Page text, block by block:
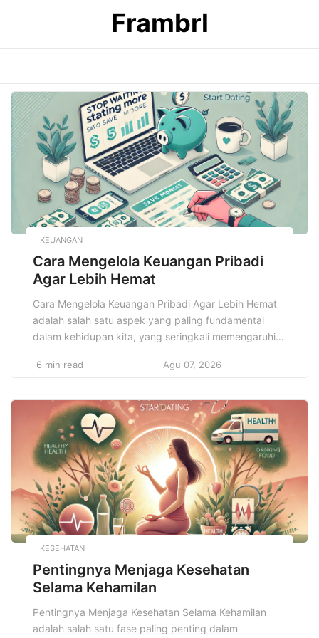
Frambrl
KEUANGAN
Cara Mengelola Keuangan Pribadi
Agar Lebih Hemat
Cara Mengelola Keuangan Pribadi Agar Lebih Hemat
adalah salah satu aspek yang paling fundamental
dalam kehidupan kita, yang seringkali memengaruhi
Dari bagaimana kita memenuhi kebutuhan sehari-hari
dan terjamin, pengelolaan keuangan yang bijaksana
sangat berperan dalam memastikan kesejahteraan
finansial. Namun, banyak orang […]
6 min read Agu 07, 2026
KESEHATAN
Pentingnya Menjaga Kesehatan
Selama Kehamilan
Pentingnya Menjaga Kesehatan Selama Kehamilan
adalah salah satu fase paling penting dalam